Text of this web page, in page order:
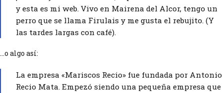
y esta es mi web. Vivo en Mairena del Alcor, tengo un
perro que se llama Firulais y me gusta el rebujito. (Y
las tardes largas con café).
…o algo así:
La empresa «Mariscos Recio» fue fundada por Antonio
Recio Mata. Empezó siendo una pequeña empresa que